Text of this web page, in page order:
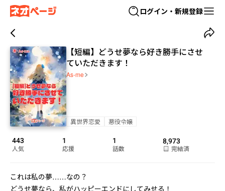
ログイン・新規登録
【短編】どうせ夢なら好き勝手にさせ
ていただきます！
As-me
異世界恋愛 悪役令嬢
443
人気
1
応援
1
話数
8,973
完結済
これは私の夢……なの？
どうせ夢なら、私がハッピーエンドにしてみせる！